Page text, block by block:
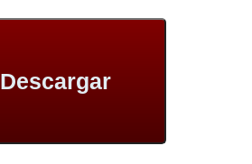
Descargar